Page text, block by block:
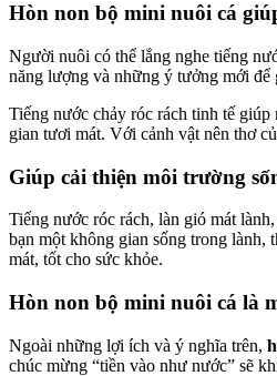
Hòn non bộ mini nuôi cá
Người nuôi có thể lắng nghe tiếng
năng lượng và những ý tưởng mới để
Tiếng nước chảy róc rách tinh tế
gian tươi mát. Với cảnh vật nên thơ
Giúp cải thiện môi trường
Tiếng nước róc rách, làn gió mát
bạn một không gian sống trong lành,
mát, tốt cho sức khỏe.
Hòn non bộ mini nuôi cá là
Ngoài những lợi ích và ý nghĩa trên,
chúc mừng “tiền vào như nước” sẽ